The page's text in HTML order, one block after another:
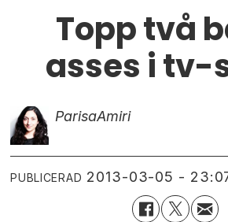
Topp två
asses i tv-
ParisaAmiri
PUBLICERAD 2013-03-05 -